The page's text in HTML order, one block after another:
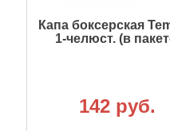
Капа боксерская
1-челюст. (в
142 руб.